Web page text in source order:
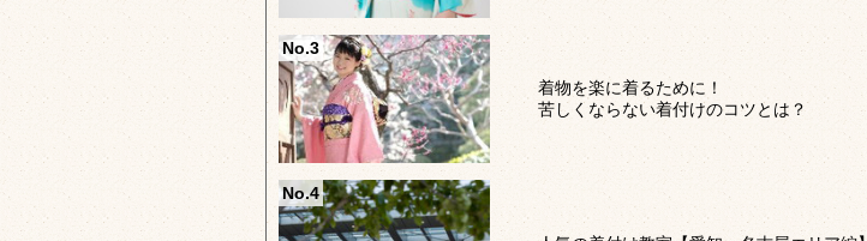
No.3
着物を楽に着るために！
苦しくならない着付けのコツとは？
No.4